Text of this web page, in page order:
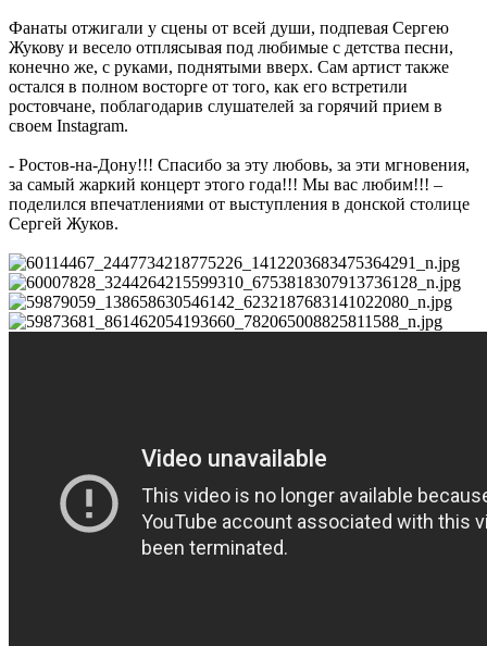
Фанаты отжигали у сцены от всей души, подпевая Сергею
Жукову и весело отплясывая под любимые с детства песни,
конечно же, с руками, поднятыми вверх. Сам артист также
остался в полном восторге от того, как его встретили
ростовчане, поблагодарив слушателей за горячий прием в
своем Instagram.
- Ростов-на-Дону!!! Спасибо за эту любовь, за эти мгновения,
за самый жаркий концерт этого года!!! Мы вас любим!!! –
поделился впечатлениями от выступления в донской столице
Сергей Жуков.